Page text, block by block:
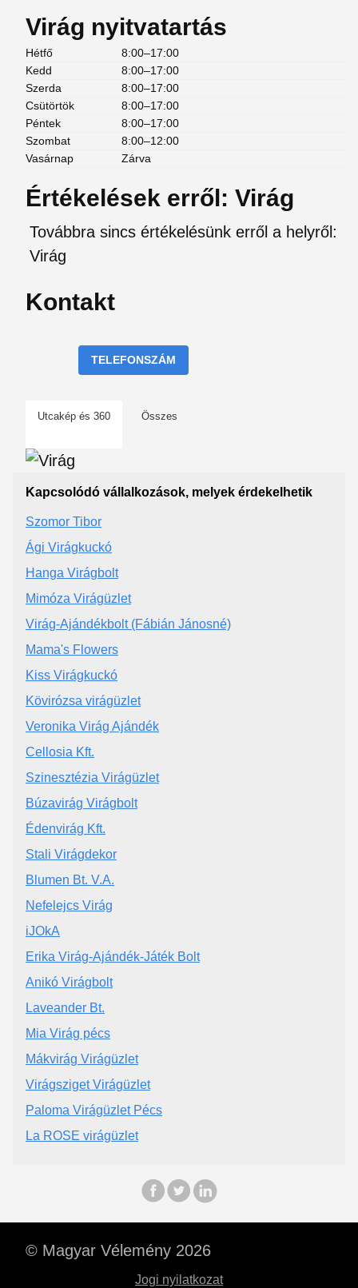
Virág nyitvatartás
Hétfő
8:00–17:00
Kedd
8:00–17:00
Szerda
8:00–17:00
Csütörtök
8:00–17:00
Péntek
8:00–17:00
Szombat
8:00–12:00
Vasárnap
Zárva
Értékelések erről: Virág
Továbbra sincs értékelésünk erről a helyről:
Virág
Kontakt
TELEFONSZÁM
Utcakép és 360 Összes
Kapcsolódó vállalkozások, melyek érdekelhetik
Szomor Tibor
Ági Virágkuckó
Hanga Virágbolt
Mimóza Virágüzlet
Virág-Ajándékbolt (Fábián Jánosné)
Mama's Flowers
Kiss Virágkuckó
Kövirózsa virágüzlet
Veronika Virág Ajándék
Cellosia Kft.
Szinesztézia Virágüzlet
Búzavirág Virágbolt
Édenvirág Kft.
Stali Virágdekor
Blumen Bt. V.A.
Nefelejcs Virág
iJOkA
Erika Virág-Ajándék-Játék Bolt
Anikó Virágbolt
Laveander Bt.
Mia Virág pécs
Mákvirág Virágüzlet
Virágsziget Virágüzlet
Paloma Virágüzlet Pécs
La ROSE virágüzlet
© Magyar Vélemény 2026
Jogi nyilatkozat